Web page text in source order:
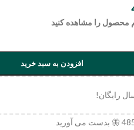
محصول را مشاهده کنید
افزودن به سبد خرید
رایگان!
🦋 بدست می آورید